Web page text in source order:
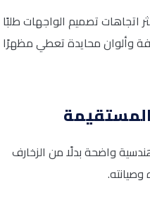
اتجاهات تصميم الواجهات طلبًا
وألوان محايدة تعطي مظهرًا
واضحة بدلًا من الزخارف